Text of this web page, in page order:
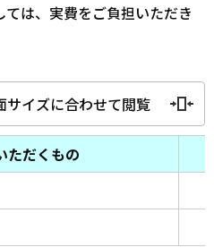
は、実費をご負担いただき
サイズに合わせて閲覧
ただくもの